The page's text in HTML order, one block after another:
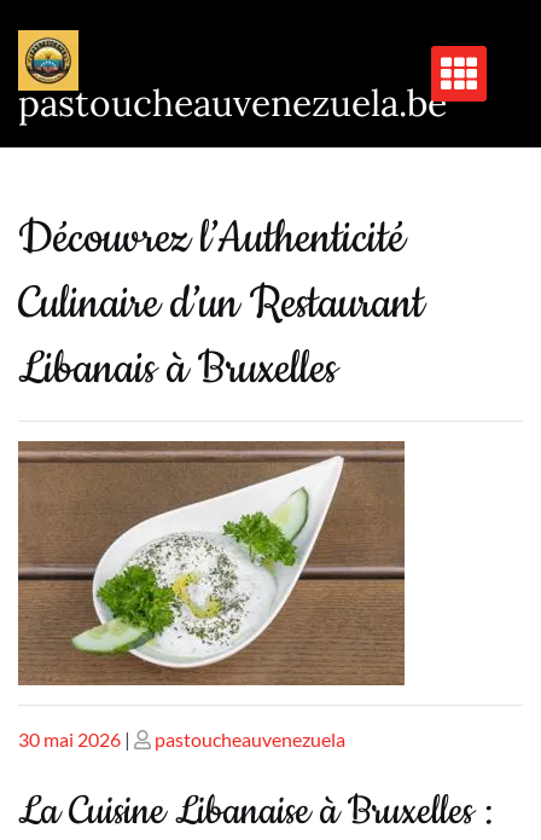
contenu
pastoucheauvenezuela.be
Découvrez l’Authenticité
Culinaire d’un Restaurant
Libanais à Bruxelles
Publié
30 mai 2026 | Publié
pastoucheauvenezuela
La Cuisine Libanaise à Bruxelles :